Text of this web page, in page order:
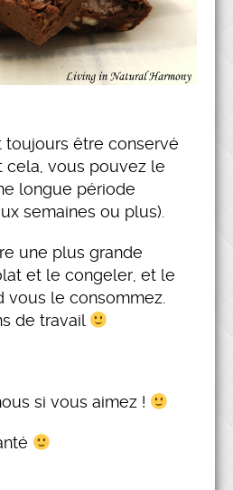
être conservé
cela, vous pouvez le
longue période
semaines ou plus).
une plus grande
et le congeler, et le
le consommez.
de travail
si vous aimez !